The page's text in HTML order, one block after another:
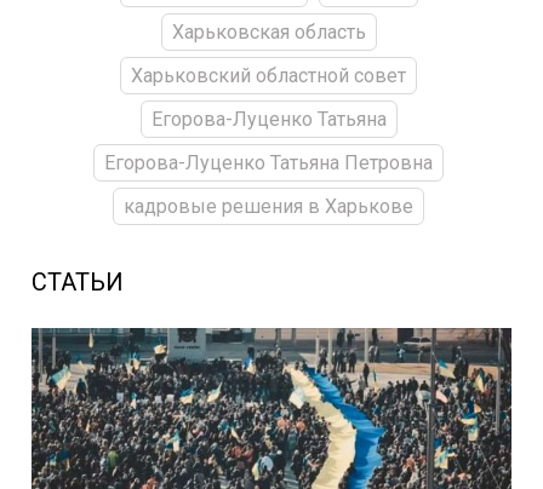
Харьковская область
Харьковский областной совет
Егорова-Луценко Татьяна
Егорова-Луценко Татьяна Петровна
кадровые решения в Харькове
СТАТЬИ